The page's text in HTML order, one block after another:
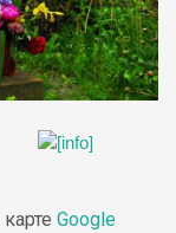
Google